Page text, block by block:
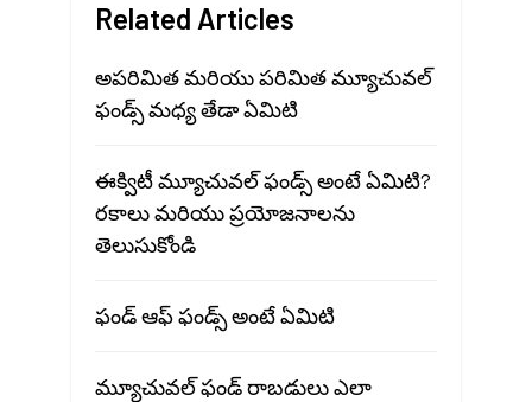
Related Articles
అపరిమిత మరియు పరిమిత మ్యూచువల్
ఫండ్స్ మధ్య తేడా ఏమిటి
ఈక్విటీ మ్యూచువల్ ఫండ్స్ అంటే ఏమిటి?
రకాలు మరియు ప్రయోజనాలను
తెలుసుకోండి
ఫండ్ ఆఫ్ ఫండ్స్ అంటే ఏమిటి
మ్యూచువల్ ఫండ్ రాబడులు ఎలా